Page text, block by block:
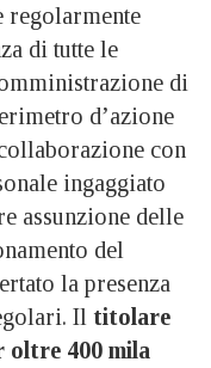
regolarmente
di tutte le
di
d’azione
con
ingaggiato
assunzione delle
del
la presenza
Il titolare
oltre 400 mila